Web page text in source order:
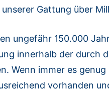
Gattung über
ungefähr 150.000
innerhalb der durch
Wenn immer es
vorhanden